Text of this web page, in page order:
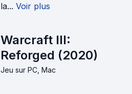
la... Voir plus
Warcraft III:
Reforged (2020)
Jeu sur PC, Mac